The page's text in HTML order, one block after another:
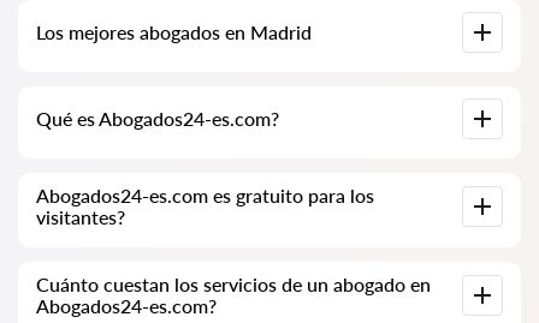
especialmente para usted. Biografías completas de los
abogados con números de teléfono.
Los mejores abogados en Madrid
información completa. Precios, opiniones, números de
teléfono y direcciones.
Qué es Abogados24-es.com?
Ayudamos a personas físicas y jurídicas, así como a empresas
extranjeras.
Abogados24-es.com es gratuito para los
visitantes?
sin embargo, los servicios y consultas prestados por los
abogados son de pago.
Cuánto cuestan los servicios de un abogado en
Abogados24-es.com?